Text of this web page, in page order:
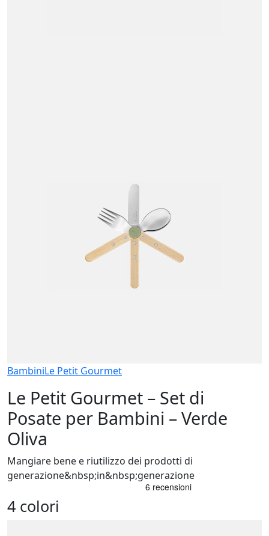
BambiniLe Petit Gourmet
Le Petit Gourmet – Set di
Posate per Bambini – Verde
Oliva
Mangiare bene e riutilizzo dei prodotti di
generazione&nbsp;in&nbsp;generazione
4 colori